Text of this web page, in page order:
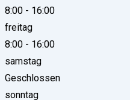
8:00 - 16:00
freitag
8:00 - 16:00
samstag
Geschlossen
sonntag